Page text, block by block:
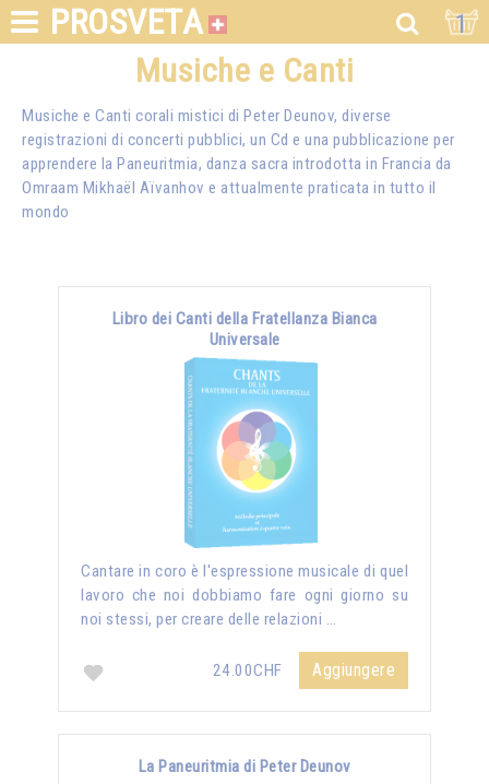
PROSVETA 1
Musiche e Canti
Musiche e Canti corali mistici di Peter Deunov, diverse
registrazioni di concerti pubblici, un Cd e una pubblicazione per
apprendere la Paneuritmia, danza sacra introdotta in Francia da
Omraam Mikhaël Aïvanhov e attualmente praticata in tutto il
mondo
Libro dei Canti della Fratellanza Bianca
Universale
Cantare in coro è l'espressione musicale di quel
lavoro che noi dobbiamo fare ogni giorno su
noi stessi, per creare delle relazioni …
24.00CHF Aggiungere
La Paneuritmia di Peter Deunov